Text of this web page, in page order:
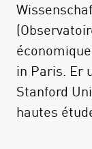
in Paris. Er
Stanford
hautes